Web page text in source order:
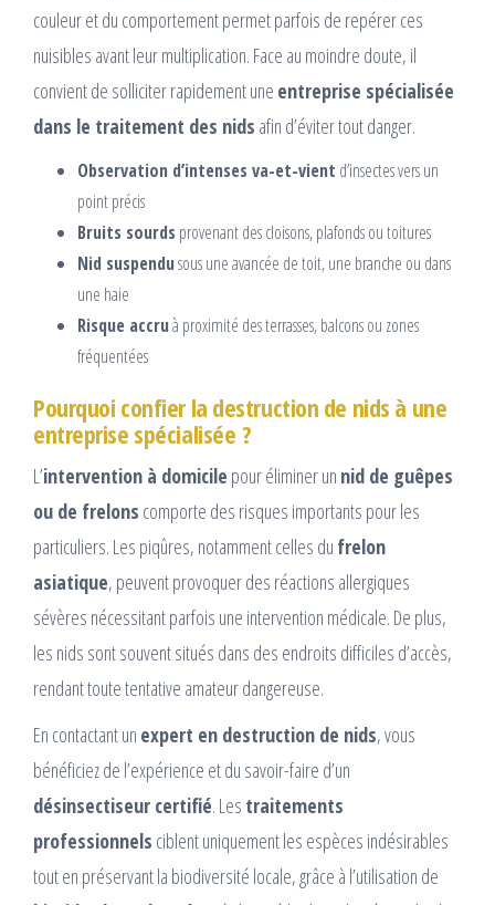
couleur et du comportement permet parfois de repérer ces
nuisibles avant leur multiplication. Face au moindre doute, il
convient de solliciter rapidement une entreprise spécialisée
dans le traitement des nids afin d’éviter tout danger.
Observation d’intenses va-et-vient d’insectes vers un
point précis
Bruits sourds provenant des cloisons, plafonds ou toitures
Nid suspendusous une avancée de toit, une branche ou dans
une haie
Risque accruà proximité des terrasses, balcons ou zones
fréquentées
Pourquoi confier la destruction de nids à une
entreprise spécialisée ?
L’intervention à domicile pour éliminer un nid de guêpes
ou de frelons comporte des risques importants pour les
particuliers. Les piqûres, notamment celles du frelon
asiatique, peuvent provoquer des réactions allergiques
sévères nécessitant parfois une intervention médicale. De plus,
les nids sont souvent situés dans des endroits difficiles d’accès,
rendant toute tentative amateur dangereuse.
En contactant un expert en destruction de nids, vous
bénéficiez de l’expérience et du savoir-faire d’un
désinsectiseur certifié. Les traitements
professionnels ciblent uniquement les espèces indésirables
tout en préservant la biodiversité locale, grâce à l’utilisation de